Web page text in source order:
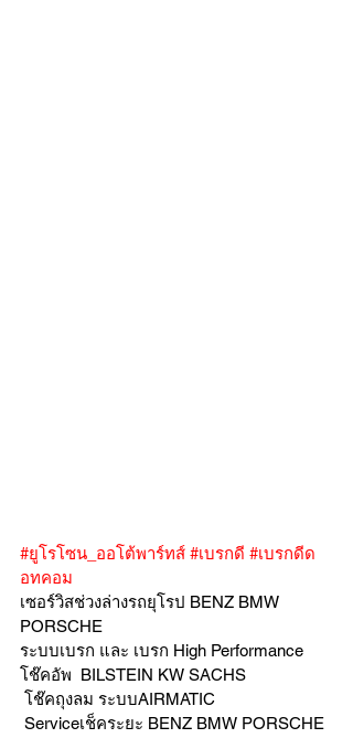
#ยูโรโซน_ออโต้พาร์ทส์ #เบรกดี #เบรกดีด
อทคอม
เซอร์วิสช่วงล่างรถยุโรป BENZ BMW
PORSCHE
ระบบเบรก และ เบรก High Performance
โช๊คอัพ  BILSTEIN KW SACHS
โช๊คถุงลม ระบบAIRMATIC
Serviceเช็คระยะ BENZ BMW PORSCHE